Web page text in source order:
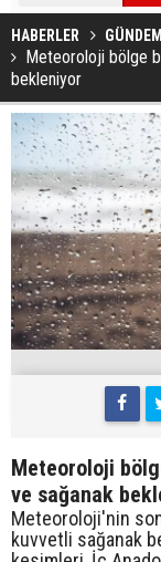
HABERLER GÜNDEM
Meteoroloji bölge
bekleniyor
Meteoroloji
ve sağanak
Meteoroloji'nin
kuvvetli sağanak